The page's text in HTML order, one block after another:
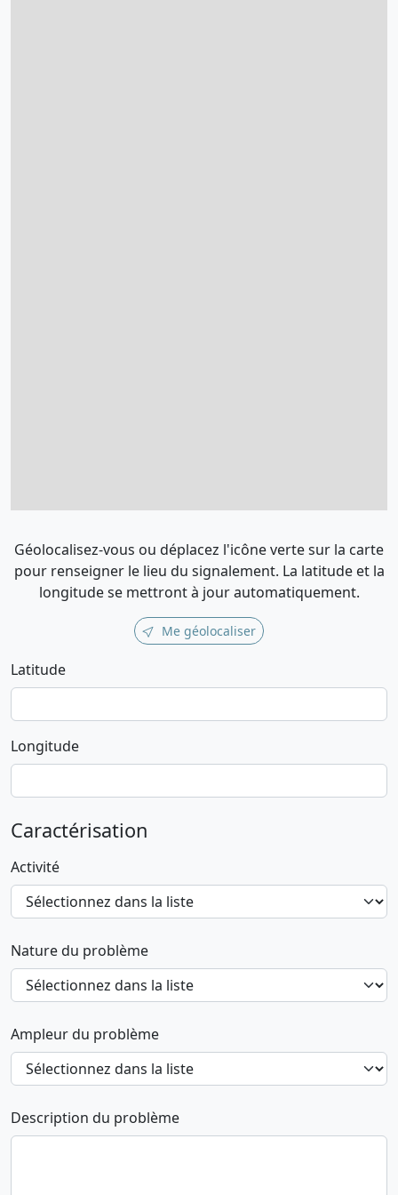
Géolocalisez-vous ou déplacez l'icône verte sur la carte
pour renseigner le lieu du signalement. La latitude et la
longitude se mettront à jour automatiquement.
Me géolocaliser
Latitude
Longitude
Caractérisation
Activité
Nature du problème
Ampleur du problème
Description du problème